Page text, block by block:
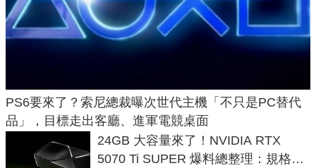
PS6要來了？索尼總裁曝次世代主機「不只是PC替代
品」，目標走出客廳、進軍電競桌面
24GB 大容量來了！NVIDIA RTX
5070 Ti SUPER 爆料總整理：規格、